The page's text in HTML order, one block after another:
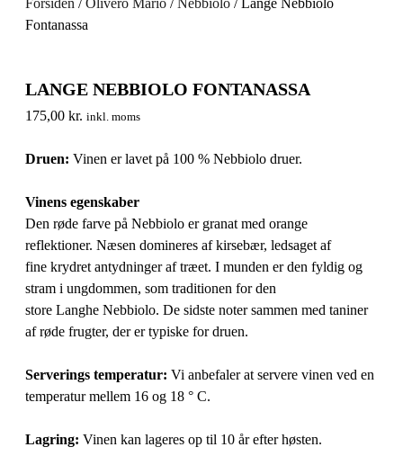
Forsiden /Olivero Mario /Nebbiolo / Lange Nebbiolo
Fontanassa
LANGE NEBBIOLO FONTANASSA
175,00 kr. inkl. moms
Druen: Vinen er lavet på 100 % Nebbiolo druer.
Vinens egenskaber
Den røde farve på Nebbiolo er granat med orange
reflektioner. Næsen domineres af kirsebær, ledsaget af
fine krydret antydninger af træet. I munden er den fyldig og
stram i ungdommen, som traditionen for den
store Langhe Nebbiolo. De sidste noter sammen med taniner
af røde frugter, der er typiske for druen.
Serverings temperatur: Vi anbefaler at servere vinen ved en
temperatur mellem 16 og 18 ° C.
Lagring: Vinen kan lageres op til 10 år efter høsten.